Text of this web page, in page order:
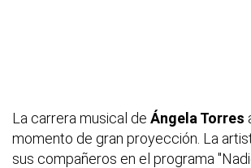
La carrera musical de Ángela Torres
momento de gran proyección. La
sus compañeros en el programa